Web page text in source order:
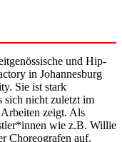
und Hip-
in Johannesburg
Sie ist stark
sich nicht zuletzt im
zeigt. Als
wie z.B. Willie
Choreografen auf,